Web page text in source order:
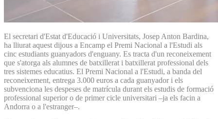
El secretari d'Estat d'Educació i Universitats, Josep Anton Bardina,
ha lliurat aquest dijous a Encamp el Premi Nacional a l'Estudi als
cinc estudiants guanyadors d'enguany. Es tracta d'un reconeixement
que s'atorga als alumnes de batxillerat i batxillerat professional dels
tres sistemes educatius. El Premi Nacional a l'Estudi, a banda del
reconeixement, entrega 3.000 euros a cada guanyador i els
subvenciona les despeses de matrícula durant els estudis de formació
professional superior o de primer cicle universitari –ja els facin a
Andorra o a l'estranger–.